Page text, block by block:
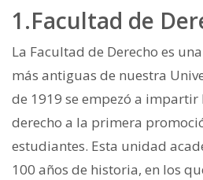
1.Facultad de
La Facultad de Derecho es
más antiguas de nuestra
de 1919 se empezó a
derecho a la primera
estudiantes. Esta unidad
100 años de historia, en los